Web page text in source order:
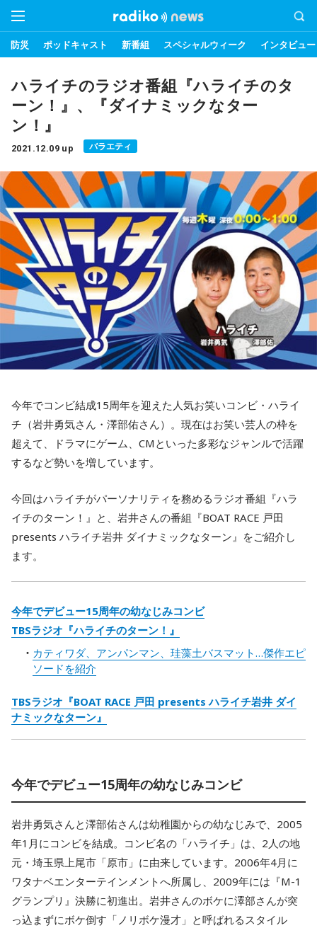
防災 ポッドキャスト 新番組 スペシャルウィーク インタビュー
ハライチのラジオ番組『ハライチのタ
ーン！』、『ダイナミックなター
ン！』
2021.12.09 up バラエティ
今年でコンビ結成15周年を迎えた人気お笑いコンビ・ハライ
チ（岩井勇気さん・澤部佑さん）。現在はお笑い芸人の枠を
超えて、ドラマにゲーム、CMといった多彩なジャンルで活躍
するなど勢いを増しています。
今回はハライチがパーソナリティを務めるラジオ番組『ハラ
イチのターン！』と、岩井さんの番組『BOAT RACE 戸田
presents ハライチ岩井 ダイナミックなターン』をご紹介し
ます。
今年でデビュー15周年の幼なじみコンビ
TBSラジオ『ハライチのターン！』
カティワダ、アンパンマン、珪藻土バスマット…傑作エピ
ソードを紹介
TBSラジオ『BOAT RACE 戸田 presents ハライチ岩井 ダイ
ナミックなターン』
今年でデビュー15周年の幼なじみコンビ
岩井勇気さんと澤部佑さんは幼稚園からの幼なじみで、2005
年1月にコンビを結成。コンビ名の「ハライチ」は、2人の地
元・埼玉県上尾市「原市」に由来しています。2006年4月に
ワタナベエンターテインメントへ所属し、2009年には『M-1
グランプリ』決勝に初進出。岩井さんのボケに澤部さんが突
っ込まずにボケ倒す「ノリボケ漫才」と呼ばれるスタイル